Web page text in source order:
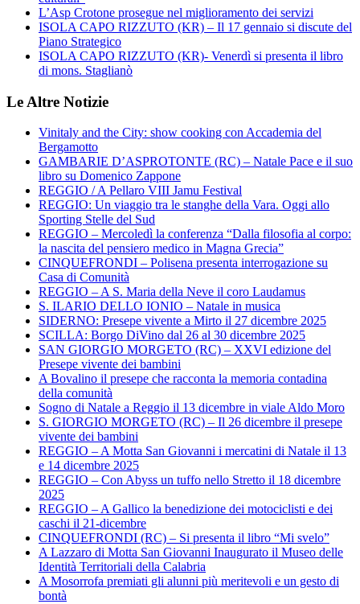
L’Asp Crotone prosegue nel miglioramento dei servizi
ISOLA CAPO RIZZUTO (KR) – Il 17 gennaio si discute del
Piano Strategico
ISOLA CAPO RIZZUTO (KR)- Venerdì si presenta il libro
di mons. Staglianò
Le Altre Notizie
Vinitaly and the City: show cooking con Accademia del
Bergamotto
GAMBARIE D’ASPROTONTE (RC) – Natale Pace e il suo
libro su Domenico Zappone
REGGIO / A Pellaro VIII Jamu Festival
REGGIO: Un viaggio tra le stanghe della Vara. Oggi allo
Sporting Stelle del Sud
REGGIO – Mercoledì la conferenza “Dalla filosofia al corpo:
la nascita del pensiero medico in Magna Grecia”
CINQUEFRONDI – Polisena presenta interrogazione su
Casa di Comunità
REGGIO – A S. Maria della Neve il coro Laudamus
S. ILARIO DELLO IONIO – Natale in musica
SIDERNO: Presepe vivente a Mirto il 27 dicembre 2025
SCILLA: Borgo DiVino dal 26 al 30 dicembre 2025
SAN GIORGIO MORGETO (RC) – XXVI edizione del
Presepe vivente dei bambini
A Bovalino il presepe che racconta la memoria contadina
della comunità
Sogno di Natale a Reggio il 13 dicembre in viale Aldo Moro
S. GIORGIO MORGETO (RC) – Il 26 dicembre il presepe
vivente dei bambini
REGGIO – A Motta San Giovanni i mercatini di Natale il 13
e 14 dicembre 2025
REGGIO – Con Abyss un tuffo nello Stretto il 18 dicembre
2025
REGGIO – A Gallico la benedizione dei motociclisti e dei
caschi il 21-dicembre
CINQUEFRONDI (RC) – Si presenta il libro “Mi svelo”
A Lazzaro di Motta San Giovanni Inaugurato il Museo delle
Identità Territoriali della Calabria
A Mosorrofa premiati gli alunni più meritevoli e un gesto di
bontà